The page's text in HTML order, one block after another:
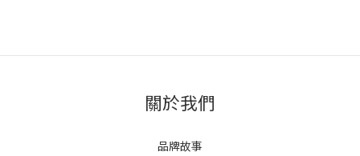
關於我們
品牌故事